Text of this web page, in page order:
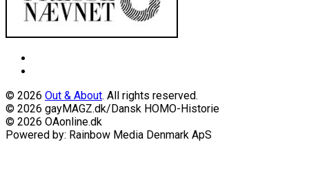
© 2026 Out & About. All rights reserved.
© 2026 gayMAGZ.dk/Dansk HOMO-Historie
© 2026 OAonline.dk
Powered by: Rainbow Media Denmark ApS